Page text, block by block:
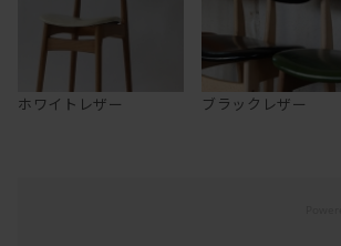
ホワイトレザー ブラックレザー